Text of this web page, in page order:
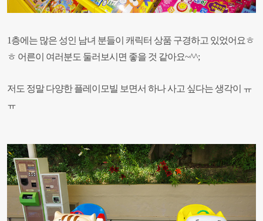
1층에는 많은 성인 남녀 분들이 캐릭터 상품 구경하고 있었어요ㅎ
ㅎ 어른이 여러분도 둘러보시면 좋을 것 같아요~^^;
저도 정말 다양한 플레이모빌 보면서 하나 사고 싶다는 생각이 ㅠ
ㅠ